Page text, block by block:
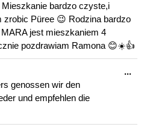
bardzo czyste,i
Püree 😉 Rodzina bardzo
jest mieszkaniem 4
pozdrawiam Ramona 😊☀️👍
genossen wir den
und empfehlen die
...